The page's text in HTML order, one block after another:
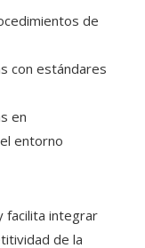
de
con estándares
en
entorno
facilita integrar
de la